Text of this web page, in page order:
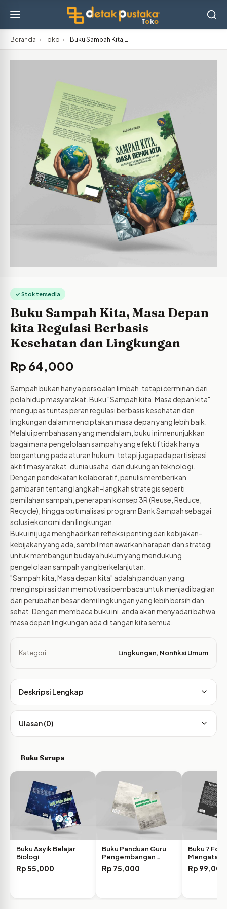
Beranda › Toko › Buku Sampah Kita,…
✓ Stok tersedia
Buku Sampah Kita, Masa Depan
kita Regulasi Berbasis
Kesehatan dan Lingkungan
Rp 64,000
Sampah bukan hanya persoalan limbah, tetapi cerminan dari
pola hidup masyarakat. Buku "Sampah kita, Masa depan kita"
mengupas tuntas peran regulasi berbasis kesehatan dan
lingkungan dalam menciptakan masa depan yang lebih baik.
Melalui pembahasan yang mendalam, buku ini menunjukkan
bagaimana pengelolaan sampah yang efektif tidak hanya
bergantung pada aturan hukum, tetapi juga pada partisipasi
aktif masyarakat, dunia usaha, dan dukungan teknologi.
Dengan pendekatan kolaboratif, penulis memberikan
gambaran tentang langkah-langkah strategis seperti
pemilahan sampah, penerapan konsep 3R (Reuse, Reduce,
Recycle), hingga optimalisasi program Bank Sampah sebagai
solusi ekonomi dan lingkungan.
Buku ini juga menghadirkan refleksi penting dari kebijakan-
kebijakan yang ada, sambil menawarkan harapan dan strategi
untuk membangun budaya hukum yang mendukung
pengelolaan sampah yang berkelanjutan.
"Sampah kita, Masa depan kita" adalah panduan yang
menginspirasi dan memotivasi pembaca untuk menjadi bagian
dari perubahan besar demi lingkungan yang lebih bersih dan
sehat. Dengan membaca buku ini, anda akan menyadari bahwa
masa depan lingkungan ada di tangan kita semua.
Kategori Lingkungan, Nonfiksi Umum
Deskripsi Lengkap
Ulasan (0)
Buku Serupa
Buku Asyik Belajar
Biologi
Rp55,000
Buku Panduan Guru
Pengembangan
Wawasan Keislaman
Rp 75,000
Buku 7
Mengatasi
Rp 99,000